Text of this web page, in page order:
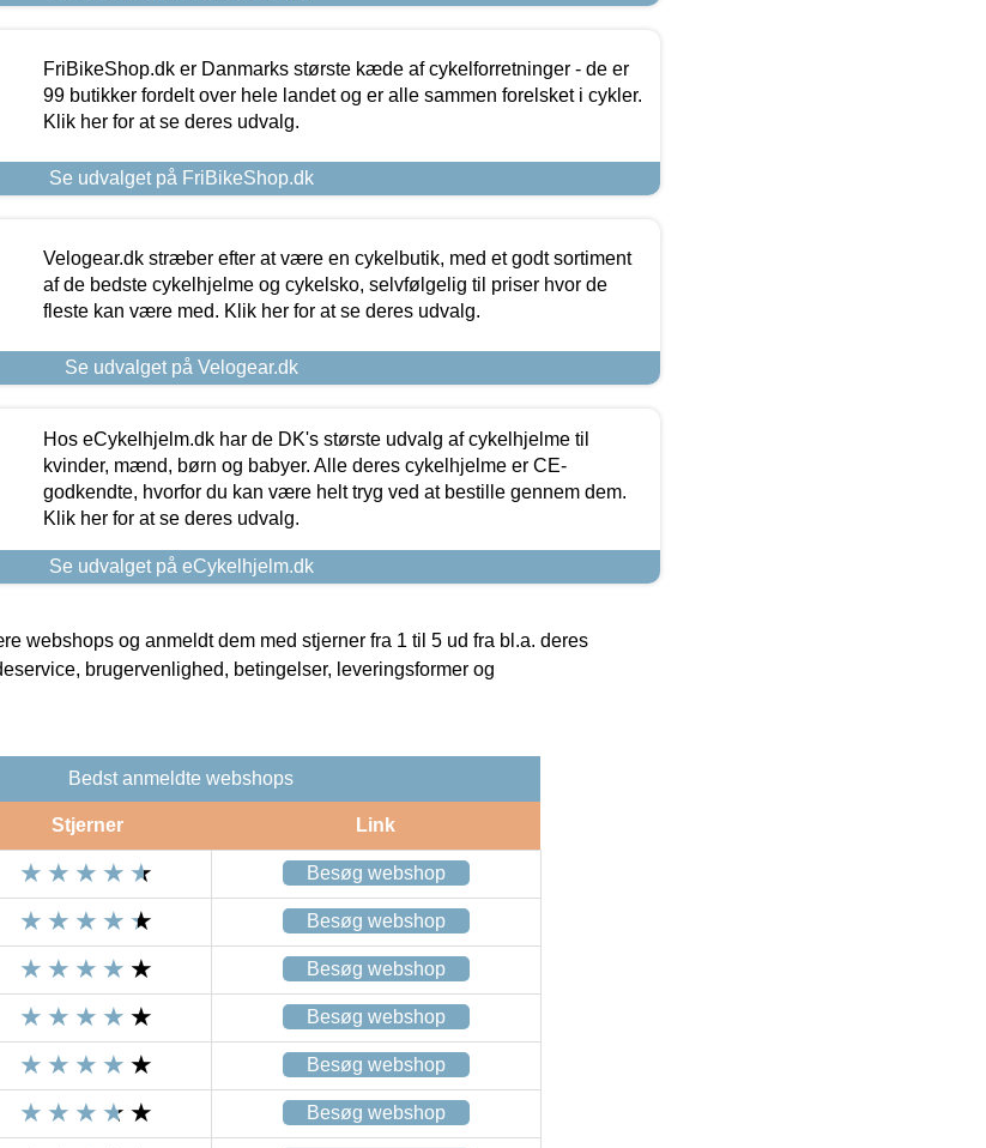
FriBikeShop.dk er Danmarks største kæde af cykelforretninger - de er
99 butikker fordelt over hele landet og er alle sammen forelsket i cykler.
Klik her for at se deres udvalg.
Se udvalget på FriBikeShop.dk
Velogear.dk stræber efter at være en cykelbutik, med et godt sortiment
af de bedste cykelhjelme og cykelsko, selvfølgelig til priser hvor de
fleste kan være med. Klik her for at se deres udvalg.
Se udvalget på Velogear.dk
Hos eCykelhjelm.dk har de DK's største udvalg af cykelhjelme til
kvinder, mænd, børn og babyer. Alle deres cykelhjelme er CE-
godkendte, hvorfor du kan være helt tryg ved at bestille gennem dem.
Klik her for at se deres udvalg.
Se udvalget på eCykelhjelm.dk
webshops og anmeldt dem med stjerner fra 1 til 5 ud fra bl.a. deres
brugervenlighed, betingelser, leveringsformer og
Bedst anmeldte webshops
Stjerner Link
Besøg webshop
Besøg webshop
Besøg webshop
Besøg webshop
Besøg webshop
Besøg webshop